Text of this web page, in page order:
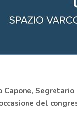
Segretario
del